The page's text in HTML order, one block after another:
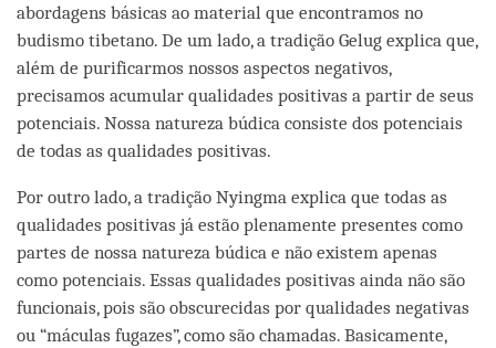
abordagens básicas ao material que encontramos no
budismo tibetano. De um lado, a tradição Gelug explica que,
além de purificarmos nossos aspectos negativos,
precisamos acumular qualidades positivas a partir de seus
potenciais. Nossa natureza búdica consiste dos potenciais
de todas as qualidades positivas.
Por outro lado, a tradição Nyingma explica que todas as
qualidades positivas já estão plenamente presentes como
partes de nossa natureza búdica e não existem apenas
como potenciais. Essas qualidades positivas ainda não são
funcionais, pois são obscurecidas por qualidades negativas
ou “máculas fugazes”, como são chamadas. Basicamente,